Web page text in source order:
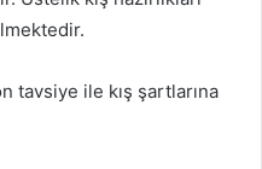
tavsiye ile kış şartlarına